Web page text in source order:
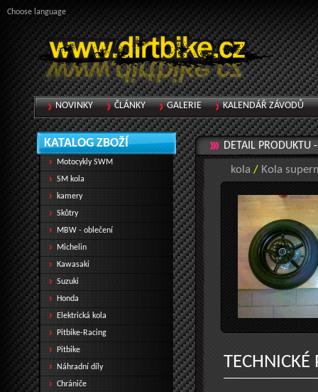
DETAIL PRODUKTU
kola / Kola
TECHNICKÉ
KATALOG ZBOŽÍ
Motocykly SWM
SM kola
kamery
Skůtry
MBW - oblečení
Michelin
Kawasaki
Suzuki
Honda
Elektrická kola
Pitbike-Racing
Pitbike
Náhradní díly
Chrániče
NOVINKY ČLÁNKY GALERIE KALENDÁŘ ZÁVODŮ
Choose language